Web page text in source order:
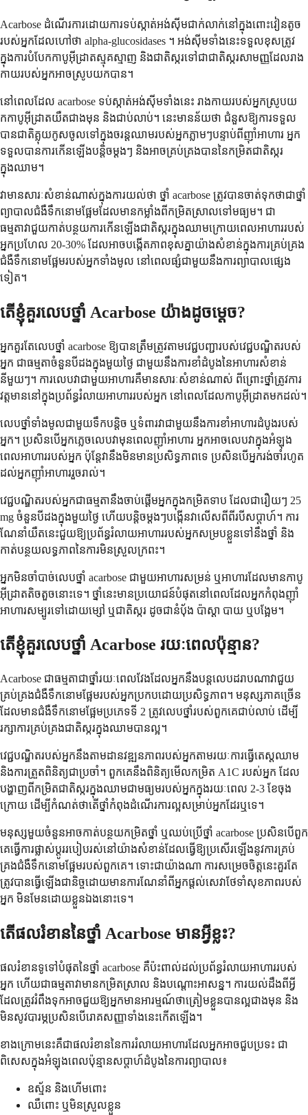
Acarbose ដំណើរការដោយការទប់ស្កាត់អង់ស៊ីមជាក់លាក់នៅក្នុងពោះវៀនតូច
របស់អ្នកដែលហៅថា alpha-glucosidases ។ អង់ស៊ីមទាំងនេះទទួលខុសត្រូវ
ក្នុងការបំបែកកាបូអ៊ីដ្រាតស្មុគស្មាញ និងជាតិស្ករទៅជាជាតិស្ករសាមញ្ញដែលរាង
កាយរបស់អ្នកអាចស្រូបយកបាន។
នៅពេលដែល acarbose ទប់ស្កាត់អង់ស៊ីមទាំងនេះ រាងកាយរបស់អ្នកស្រូបយ
កកាបូអ៊ីដ្រាតយឺតជាងមុន និងជាប់លាប់។ នេះមានន័យថា ជំនួសឱ្យការទទួល
បានជាតិគ្លុយកូសចូលទៅក្នុងចរន្តឈាមរបស់អ្នកភ្លាមៗបន្ទាប់ពីញ៉ាំអាហារ អ្នក
ទទួលបានការកើនឡើងបន្តិចម្តងៗ និងអាចគ្រប់គ្រងបាននៃកម្រិតជាតិស្ករ
ក្នុងឈាម។
វាមានសារៈសំខាន់ណាស់ក្នុងការយល់ថា ថ្នាំ acarbose ត្រូវបានចាត់ទុកថាជាថ្នាំ
ព្យាបាលជំងឺទឹកនោមផ្អែមដែលមានកម្លាំងពីកម្រិតស្រាលទៅមធ្យម។ ជា
ធម្មតាវាជួយកាត់បន្ថយការកើនឡើងជាតិស្ករក្នុងឈាមក្រោយពេលអាហាររបស់
អ្នកប្រហែល 20-30% ដែលអាចបង្កើតភាពខុសគ្នាយ៉ាងសំខាន់ក្នុងការគ្រប់គ្រង
ជំងឺទឹកនោមផ្អែមរបស់អ្នកទាំងមូល នៅពេលផ្សំជាមួយនឹងការព្យាបាលផ្សេង
ទៀត។
តើខ្ញុំគួរលេបថ្នាំ Acarbose យ៉ាងដូចម្តេច?
អ្នកគួរតែលេបថ្នាំ acarbose ឱ្យបានត្រឹមត្រូវតាមវេជ្ជបញ្ជារបស់វេជ្ជបណ្ឌិតរបស់
អ្នក ជាធម្មតាចំនួនបីដងក្នុងមួយថ្ងៃ ជាមួយនឹងការខាំដំបូងនៃអាហារសំខាន់
នីមួយៗ។ ការលេបវាជាមួយអាហារគឺមានសារៈសំខាន់ណាស់ ពីព្រោះថ្នាំត្រូវការ
វត្តមាននៅក្នុងប្រព័ន្ធរំលាយអាហាររបស់អ្នក នៅពេលដែលកាបូអ៊ីដ្រាតមកដល់។
លេបថ្នាំទាំងមូលជាមួយទឹកបន្តិច ឬទំពារវាជាមួយនឹងការខាំអាហារដំបូងរបស់
អ្នក។ ប្រសិនបើអ្នកភ្លេចលេបវាមុនពេលញ៉ាំអាហារ អ្នកអាចលេបវាក្នុងអំឡុង
ពេលអាហាររបស់អ្នក ប៉ុន្តែវានឹងមិនមានប្រសិទ្ធភាពទេ ប្រសិនបើអ្នករង់ចាំរហូត
ដល់អ្នកញ៉ាំអាហាររួចរាល់។
វេជ្ជបណ្ឌិតរបស់អ្នកជាធម្មតានឹងចាប់ផ្តើមអ្នកក្នុងកម្រិតទាប ដែលជារឿយៗ 25
mg ចំនួនបីដងក្នុងមួយថ្ងៃ ហើយបន្តិចម្តងៗបង្កើនវាលើសពីពីរបីសប្តាហ៍។ ការ
ណែនាំយឺតនេះជួយឱ្យប្រព័ន្ធរំលាយអាហាររបស់អ្នកសម្របខ្លួនទៅនឹងថ្នាំ និង
កាត់បន្ថយលទ្ធភាពនៃការមិនស្រួលក្រពះ។
អ្នកមិនចាំបាច់លេបថ្នាំ acarbose ជាមួយអាហារសម្រន់ ឬអាហារដែលមានកាបូ
អ៊ីដ្រាតតិចតួចនោះទេ។ ថ្នាំនេះមានប្រយោជន៍បំផុតនៅពេលដែលអ្នកកំពុងញ៉ាំ
អាហារសម្បូរទៅដោយម្សៅ ឬជាតិស្ករ ដូចជានំប៉័ង ប៉ាស្តា បាយ ឬបង្អែម។
តើខ្ញុំគួរលេបថ្នាំ Acarbose រយៈពេលប៉ុន្មាន?
Acarbose ជាធម្មតាជាថ្នាំរយៈពេលវែងដែលអ្នកនឹងបន្តលេបដរាបណាវាជួយ
គ្រប់គ្រងជំងឺទឹកនោមផ្អែមរបស់អ្នកប្រកបដោយប្រសិទ្ធភាព។ មនុស្សភាគច្រើន
ដែលមានជំងឺទឹកនោមផ្អែមប្រភេទទី 2 ត្រូវលេបថ្នាំរបស់ពួកគេជាប់លាប់ ដើម្បី
រក្សាការគ្រប់គ្រងជាតិស្ករក្នុងឈាមបានល្អ។
វេជ្ជបណ្ឌិតរបស់អ្នកនឹងតាមដានវឌ្ឍនភាពរបស់អ្នកតាមរយៈការធ្វើតេស្តឈាម
និងការត្រួតពិនិត្យជាប្រចាំ។ ពួកគេនឹងពិនិត្យមើលកម្រិត A1C របស់អ្នក ដែល
បង្ហាញពីកម្រិតជាតិស្ករក្នុងឈាមជាមធ្យមរបស់អ្នកក្នុងរយៈពេល 2-3 ខែចុង
ក្រោយ ដើម្បីកំណត់ថាតើថ្នាំកំពុងដំណើរការល្អសម្រាប់អ្នកដែរឬទេ។
មនុស្ស​មួយ​ចំនួន​អាច​កាត់​បន្ថយ​កម្រិត​ថ្នាំ ឬ​ឈប់​ប្រើ​ថ្នាំ acarbose ប្រសិន​បើ​ពួក​
គេ​ធ្វើ​ការ​ផ្លាស់​ប្តូរ​របៀប​រស់​នៅ​យ៉ាង​សំខាន់​ដែល​ធ្វើ​ឱ្យ​ប្រសើរ​ឡើង​នូវ​ការ​គ្រប់​
គ្រង​ជំងឺ​ទឹក​នោម​ផ្អែម​របស់​ពួក​គេ។ ទោះ​ជា​យ៉ាង​ណា ការ​សម្រេច​ចិត្ត​នេះ​គួរ​តែ​
ត្រូវ​បាន​ធ្វើ​ឡើង​ជា​និច្ច​ដោយ​មាន​ការ​ណែ​នាំ​ពី​អ្នក​ផ្តល់​សេវា​ថែទាំ​សុខភាព​របស់​
អ្នក មិន​មែន​ដោយ​ខ្លួន​ឯង​នោះ​ទេ។
តើ​ផល​រំខាន​នៃ​ថ្នាំ Acarbose មាន​អ្វី​ខ្លះ?
ផល​រំខាន​ទូទៅ​បំផុត​នៃ​ថ្នាំ acarbose គឺ​ប៉ះពាល់​ដល់​ប្រព័ន្ធ​រំលាយ​អាហារ​របស់​
អ្នក ហើយ​ជា​ធម្មតា​វា​មាន​កម្រិត​ស្រាល និង​បណ្តោះ​អាសន្ន។ ការ​យល់​ដឹង​ពី​អ្វី​
ដែល​ត្រូវ​រំពឹង​ទុក​អាច​ជួយ​ឱ្យ​អ្នក​មាន​អារម្មណ៍​ថា​ត្រៀម​ខ្លួន​បាន​ល្អ​ជាង​មុន និង​
មិន​សូវ​បារម្ភ​ប្រសិន​បើ​រោគ​សញ្ញា​ទាំង​នេះ​កើត​ឡើង។
ខាង​ក្រោម​នេះ​គឺ​ជា​ផល​រំខាន​នៃ​ការ​រំលាយ​អាហារ​ដែល​អ្នក​អាច​ជួប​ប្រទះ ជា​
ពិសេស​ក្នុង​អំឡុង​ពេល​ប៉ុន្មាន​សប្តាហ៍​ដំបូង​នៃ​ការ​ព្យាបាល៖
ឧស្ម័ន និង​ហើមពោះ
ឈឺ​ពោះ ឬ​មិន​ស្រួល​ខ្លួន